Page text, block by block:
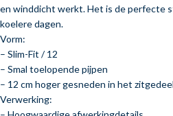
en winddicht werkt. Het is de perfecte
koelere dagen.
Vorm:
– Slim-Fit / 12
– Smal toelopende pijpen
– 12 cm hoger gesneden in het
Verwerking: